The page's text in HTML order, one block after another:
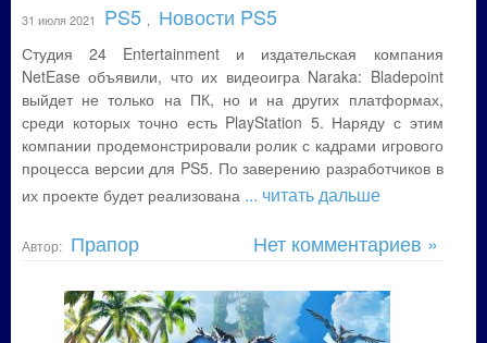
31 июля 2021 PS5 Новости PS5
Студия 24 Entertainment и издательская компания
NetEase объявили, что их видеоигра Naraka: Bladepoint
выйдет не только на ПК, но и на других платформах,
среди которых точно есть PlayStation 5. Наряду с этим
компании продемонстрировали ролик с кадрами игрового
процесса версии для PS5. По заверению разработчиков в
их проекте будет реализована ... читать дальше
Автор: Прапор Нет комментариев »